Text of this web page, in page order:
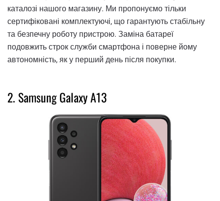
каталозі нашого магазину. Ми пропонуємо тільки
сертифіковані комплектуючі, що гарантують стабільну
та безпечну роботу пристрою. Заміна батареї
подовжить строк служби смартфона і поверне йому
автономність, як у перший день після покупки.
2. Samsung Galaxy A13